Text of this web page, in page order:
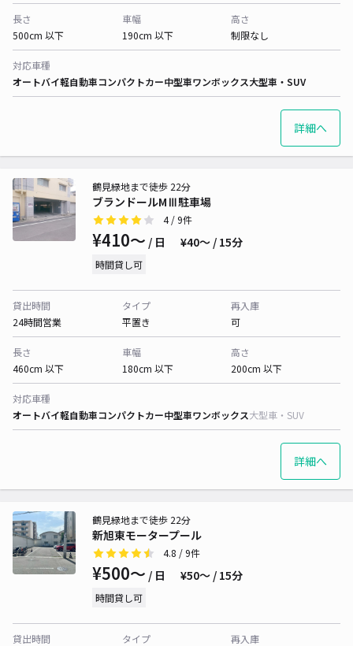
長さ
500cm 以下
車幅
190cm 以下
高さ
制限なし
対応車種
オートバイ軽自動車コンパクトカー中型車ワンボックス大型車・SUV
詳細へ
ブランドールMⅢ駐車場
鶴見緑地まで徒歩 22分
4/ 9件
¥410〜 / 日 ¥40〜 / 15分
時間貸し可
貸出時間
24時間営業
タイプ
平置き
再入庫
可
長さ
460cm 以下
車幅
180cm 以下
高さ
200cm 以下
対応車種
オートバイ軽自動車コンパクトカー中型車ワンボックス大型車・SUV
詳細へ
新旭東モータープール
鶴見緑地まで徒歩 22分
4.8 / 9件
¥500〜 / 日 ¥50〜 / 15分
時間貸し可
貸出時間
タイプ
再入庫